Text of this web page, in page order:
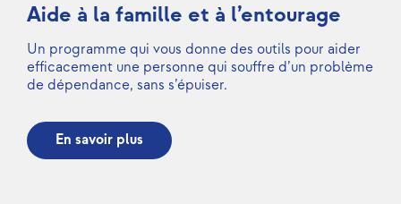
Aide à la famille et à l’entourage
Un programme qui vous donne des outils pour aider
efficacement une personne qui souffre d’un problème
de dépendance, sans s’épuiser.
En savoir plus